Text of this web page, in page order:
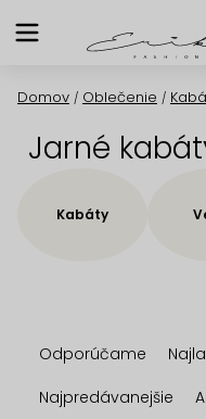
na
Domov / Oblečenie /
Jarné
Kabáty
a
d
Odporúčame
Najpredávanejšie